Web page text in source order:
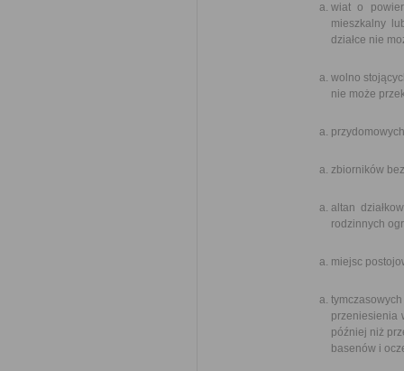
wiat o
mieszkalny
działce nie
wolno
nie może
zbiorników
altan
rodzinnych
miejsc
przeniesienia
później niż
basenów i